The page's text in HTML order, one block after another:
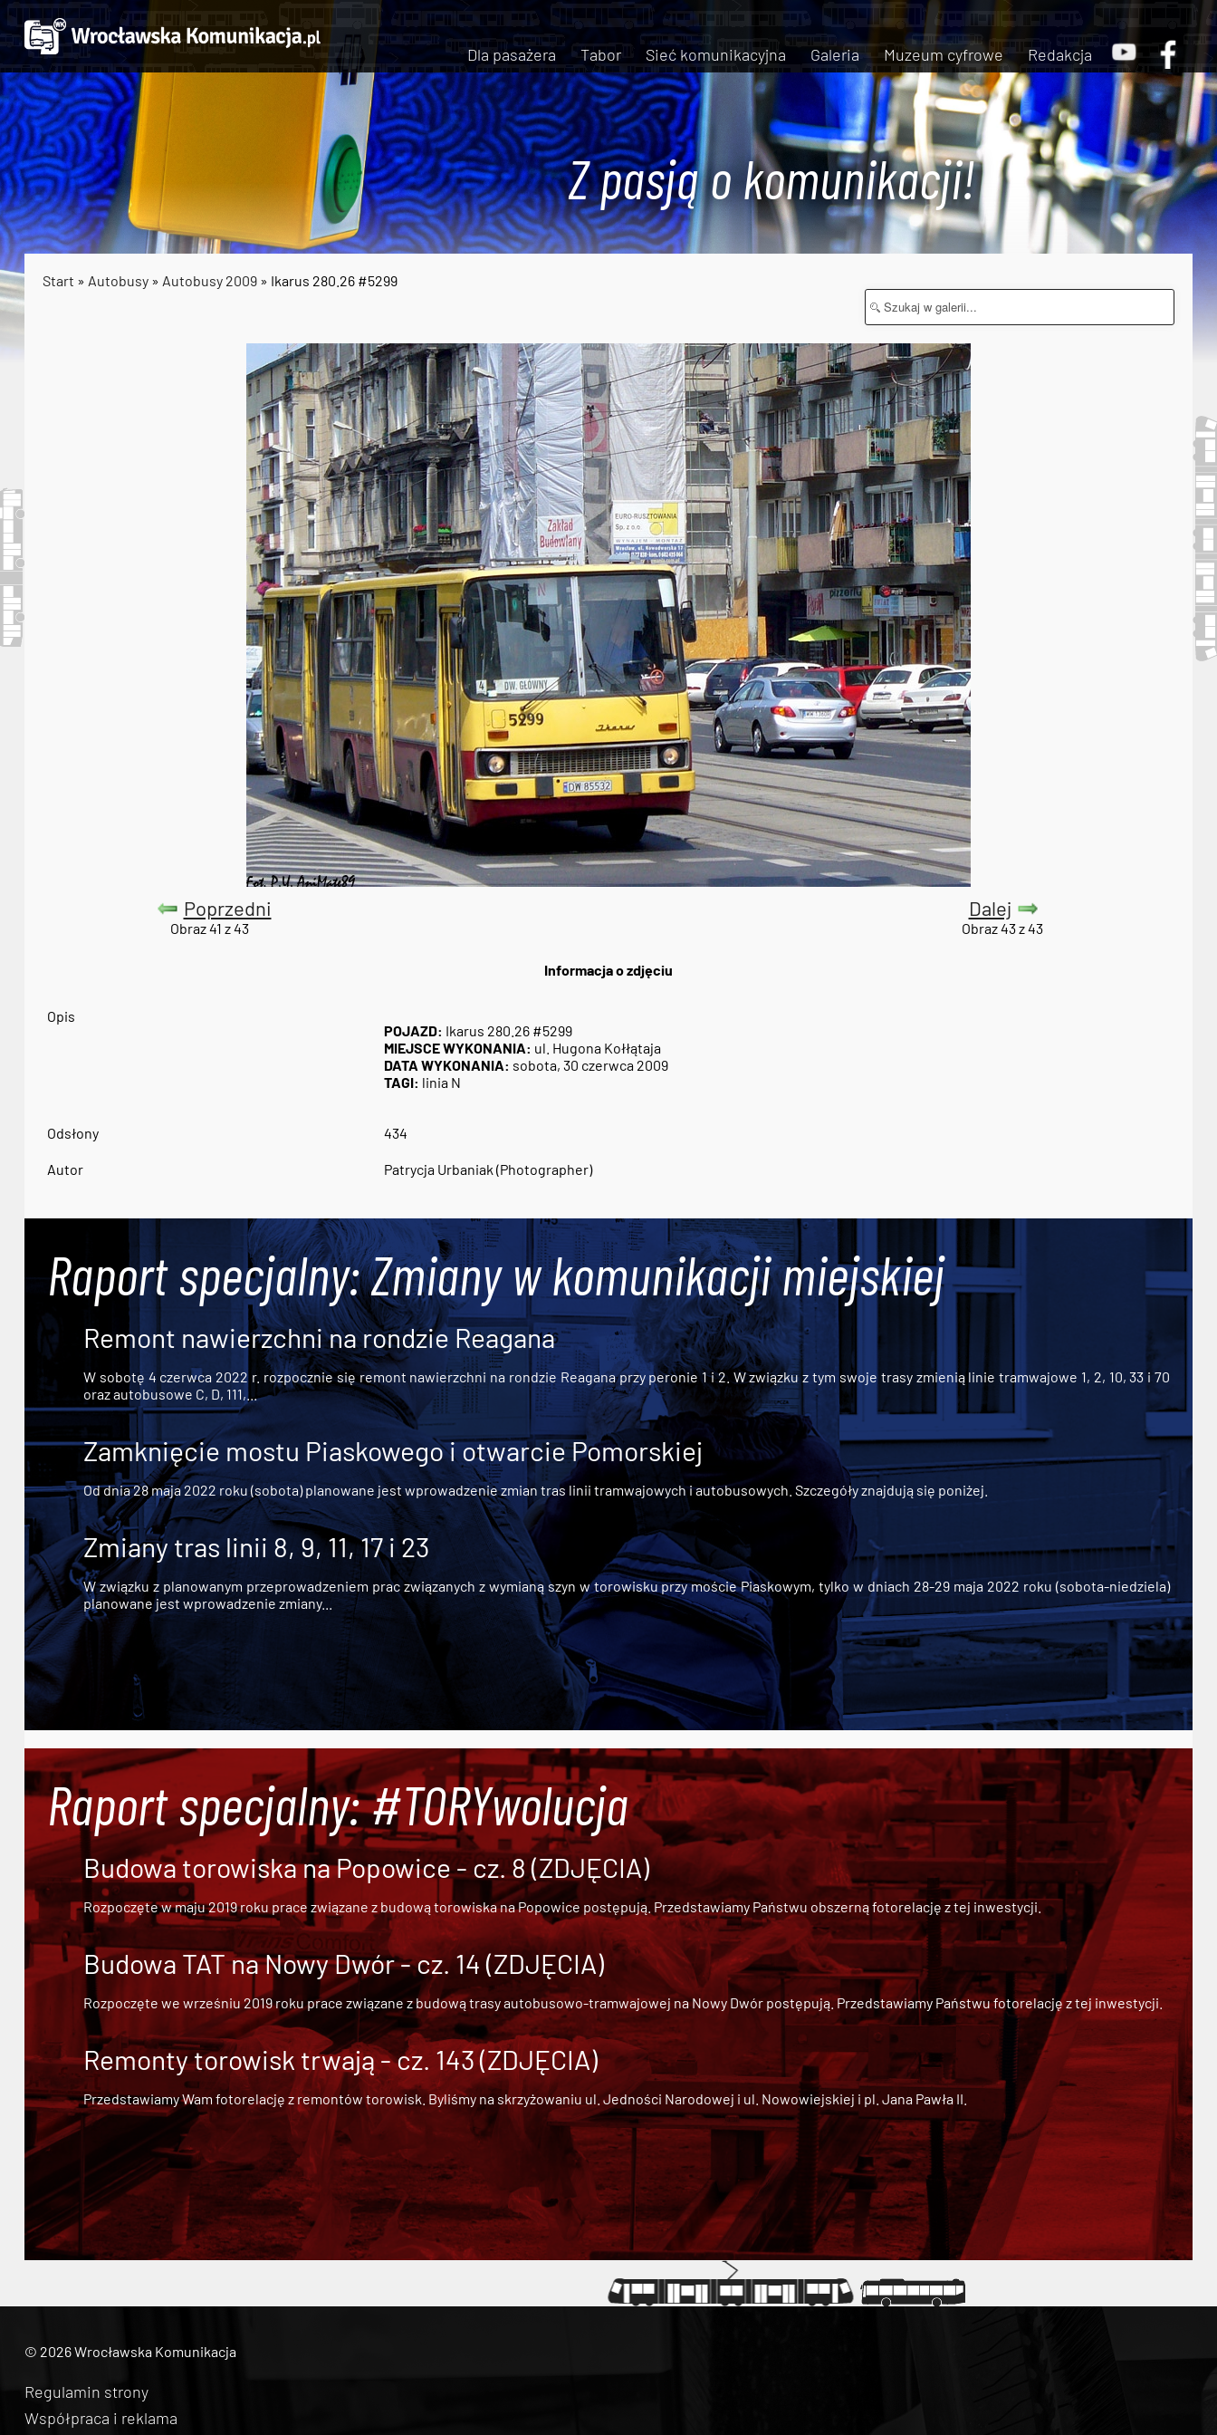
Dla pasażera Tabor Sieć komunikacyjna Galeria Muzeum cyfrowe Redakcja
Z pasją o komunikacji!
Start » Autobusy » Autobusy 2009 » Ikarus 280.26 #5299
Poprzedni
Obraz 41 z 43
Dalej
Obraz 43 z 43
Informacja o zdjęciu
Opis
POJAZD: Ikarus 280.26 #5299
MIEJSCE WYKONANIA: ul. Hugona Kołłątaja
DATA WYKONANIA: sobota, 30 czerwca 2009
TAGI: linia N
Odsłony 434
Autor Patrycja Urbaniak (Photographer)
Raport specjalny: Zmiany w komunikacji miejskiej
Remont nawierzchni na rondzie Reagana
W sobotę 4 czerwca 2022 r. rozpocznie się remont nawierzchni na rondzie Reagana przy peronie 1 i 2. W związku z tym swoje trasy zmienią linie tramwajowe 1, 2, 10, 33 i 70
oraz autobusowe C, D, 111,...
Zamknięcie mostu Piaskowego i otwarcie Pomorskiej
Od dnia 28 maja 2022 roku (sobota) planowane jest wprowadzenie zmian tras linii tramwajowych i autobusowych. Szczegóły znajdują się poniżej.
Zmiany tras linii 8, 9, 11, 17 i 23
W związku z planowanym przeprowadzeniem prac związanych z wymianą szyn w torowisku przy moście Piaskowym, tylko w dniach 28-29 maja 2022 roku (sobota-niedziela)
planowane jest wprowadzenie zmiany...
Raport specjalny: #TORYwolucja
Budowa torowiska na Popowice - cz. 8 (ZDJĘCIA)
Rozpoczęte w maju 2019 roku prace związane z budową torowiska na Popowice postępują. Przedstawiamy Państwu obszerną fotorelację z tej inwestycji.
Budowa TAT na Nowy Dwór - cz. 14 (ZDJĘCIA)
Rozpoczęte we wrześniu 2019 roku prace związane zbudową trasy autobusowo-tramwajowej na Nowy Dwórpostępują. Przedstawiamy Państwu fotorelację z tej inwestycji.
Remonty torowisk trwają - cz. 143 (ZDJĘCIA)
Przedstawiamy Wam fotorelację z remontów torowisk. Byliśmy na skrzyżowaniu ul. Jedności Narodowej i ul. Nowowiejskiej i pl. Jana Pawła II.
© 2026 Wrocławska Komunikacja
Regulamin strony
Współpraca i reklama